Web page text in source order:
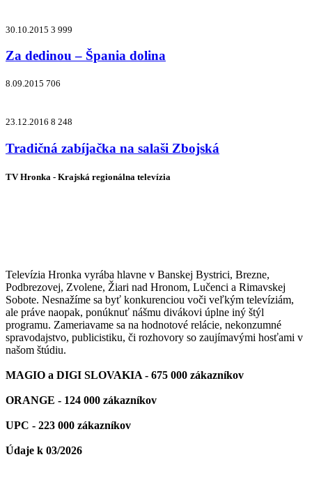
30.10.2015 3 999
Za dedinou – Špania dolina
8.09.2015 706
23.12.2016 8 248
Tradičná zabíjačka na salaši Zbojská
TV Hronka - Krajská regionálna televízia
Televízia Hronka vyrába hlavne v Banskej Bystrici, Brezne,
Podbrezovej, Zvolene, Žiari nad Hronom, Lučenci a Rimavskej
Sobote. Nesnažíme sa byť konkurenciou voči veľkým televíziám,
ale práve naopak, ponúknuť nášmu divákovi úplne iný štýl
programu. Zameriavame sa na hodnotové relácie, nekonzumné
spravodajstvo, publicistiku, či rozhovory so zaujímavými hosťami v
našom štúdiu.
MAGIO a DIGI SLOVAKIA - 675 000 zákazníkov
ORANGE - 124 000 zákazníkov
UPC - 223 000 zákazníkov
Údaje k 03/2026